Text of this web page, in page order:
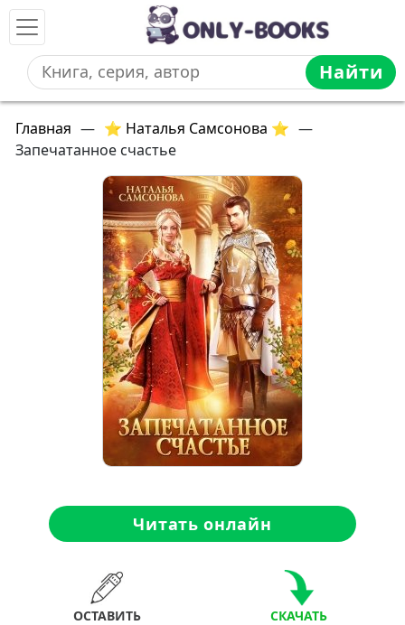
Найти
Главная — ⭐ Наталья Самсонова ⭐ —
Запечатанное счастье
Читать онлайн
ОСТАВИТЬ
СКАЧАТЬ